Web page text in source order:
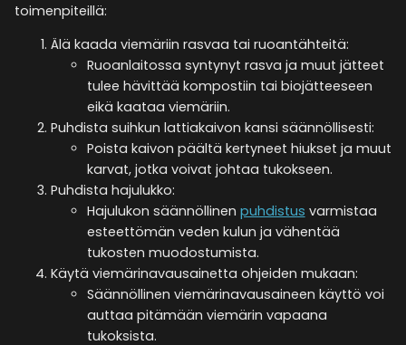
toimenpiteillä:
Älä kaada viemäriin rasvaa tai ruoantähteitä:
Ruoanlaitossa syntynyt rasva ja muut jätteet
tulee hävittää kompostiin tai biojätteeseen
eikä kaataa viemäriin.
Puhdista suihkun lattiakaivon kansi säännöllisesti:
Poista kaivon päältä kertyneet hiukset ja muut
karvat, jotka voivat johtaa tukokseen.
Puhdista hajulukko:
Hajulukon säännöllinen puhdistus varmistaa
esteettömän veden kulun ja vähentää
tukosten muodostumista.
Käytä viemärinavausainetta ohjeiden mukaan:
Säännöllinen viemärinavausaineen käyttö voi
auttaa pitämään viemärin vapaana
tukoksista.